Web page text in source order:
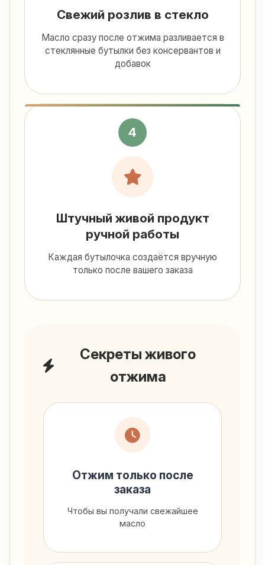
Свежий розлив в стекло
Масло сразу после отжима разливается в
стеклянные бутылки без консервантов и
добавок
4
Штучный живой продукт
ручной работы
Каждая бутылочка создаётся вручную
только после вашего заказа
Секреты живого
отжима
Отжим только после
заказа
Чтобы вы получали свежайшее
масло